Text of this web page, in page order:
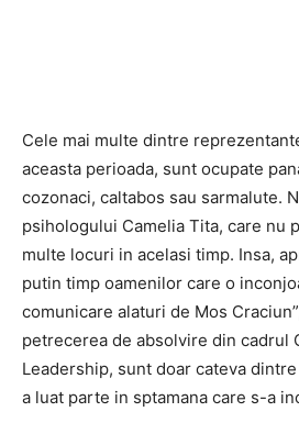
Cele mai multe dintre
aceasta perioada, sunt ocupate
cozonaci, caltabos sau sarmalute.
psihologului Camelia Tita, care nu
multe locuri in acelasi timp. Insa,
putin timp oamenilor care o
comunicare alaturi de Mos
petrecerea de absolvire din cadrul
Leadership, sunt doar cateva
a luat parte in sptamana care s-a